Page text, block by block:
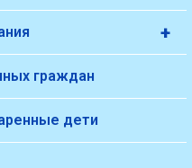
+
граждан
дети